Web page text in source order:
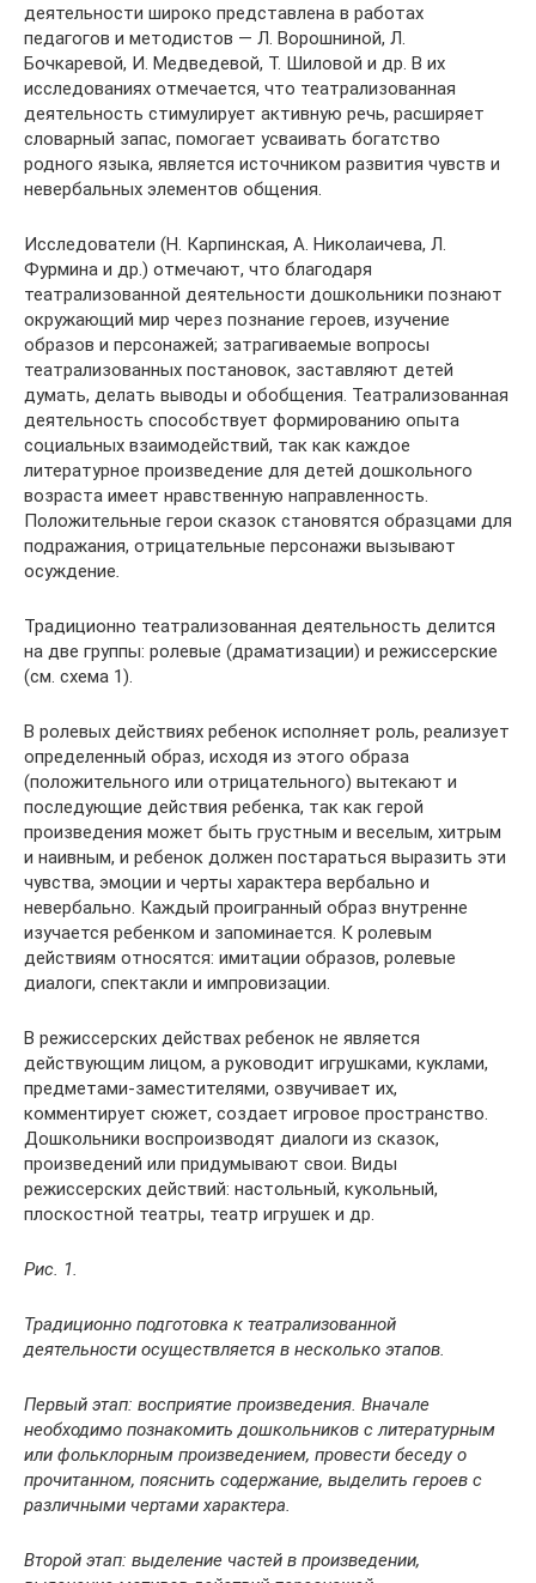
деятельности широко представлена в работах
педагогов и методистов — Л. Ворошниной, Л.
Бочкаревой, И. Медведевой, Т. Шиловой и др. В их
исследованиях отмечается, что театрализованная
деятельность стимулирует активную речь, расширяет
словарный запас, помогает усваивать богатство
родного языка, является источником развития чувств и
невербальных элементов общения.
Исследователи (Н. Карпинская, А. Николаичева, Л.
Фурмина и др.) отмечают, что благодаря
театрализованной деятельности дошкольники познают
окружающий мир через познание героев, изучение
образов и персонажей; затрагиваемые вопросы
театрализованных постановок, заставляют детей
думать, делать выводы и обобщения. Театрализованная
деятельность способствует формированию опыта
социальных взаимодействий, так как каждое
литературное произведение для детей дошкольного
возраста имеет нравственную направленность.
Положительные герои сказок становятся образцами для
подражания, отрицательные персонажи вызывают
осуждение
Традиционно театрализованная деятельность делится
на две группы: ролевые (драматизации) и режиссерские
(см. схема 1).
В ролевых действиях ребенок исполняет роль, реализует
определенный образ, исходя из этого образа
(положительного или отрицательного) вытекают и
последующие действия ребенка, так как герой
произведения может быть грустным и веселым, хитрым
и наивным, и ребенок должен постараться выразить эти
чувства, эмоции и черты характера вербально и
невербально. Каждый проигранный образ внутренне
изучается ребенком и запоминается. К ролевым
действиям относятся: имитации образов, ролевые
диалоги, спектакли и импровизации.
В режиссерских действах ребенок не является
действующим лицом, а руководит игрушками, куклами,
предметами-заместителями, озвучивает их,
комментирует сюжет, создает игровое пространство.
Дошкольники воспроизводят диалоги из сказок,
произведений или придумывают свои. Виды
режиссерских действий: настольный, кукольный,
плоскостной театры, театр игрушек и др.
Рис. 1.
Традиционно подготовка к театрализованной
деятельности осуществляется в несколько этапов.
Первый этап: восприятие произведения. Вначале
необходимо познакомить дошкольников с литературным
или фольклорным произведением, провести беседу о
прочитанном, пояснить содержание, выделить героев с
различными чертами характера.
Второй этап: выделение частей в произведении,